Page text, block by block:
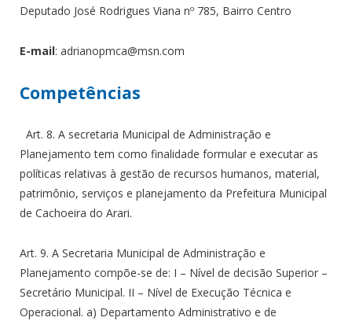
Deputado José Rodrigues Viana nº 785, Bairro Centro
E-mail: adrianopmca@msn.com
Competências
Art. 8. A secretaria Municipal de Administração e
Planejamento tem como finalidade formular e executar as
políticas relativas à gestão de recursos humanos, material,
patrimônio, serviços e planejamento da Prefeitura Municipal
de Cachoeira do Arari.
Art. 9. A Secretaria Municipal de Administração e
Planejamento compõe-se de: I – Nível de decisão Superior –
Secretário Municipal. II – Nível de Execução Técnica e
Operacional. a) Departamento Administrativo e de